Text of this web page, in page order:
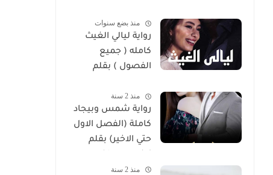
منذ بضع سنوات
رواية ليالي الغيث
كامله ( جميع
الفصول ) بقلم
منذ 2 سنة
رواية شمس وبيجاد
كاملة (الفصل الاول
حتي الاخير) بقلم
منذ 2 سنة